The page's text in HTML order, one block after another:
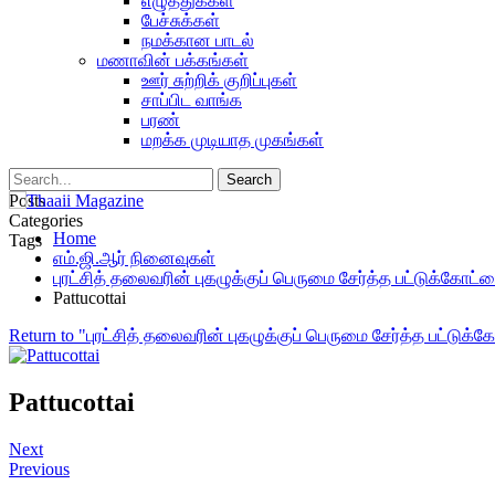
பேச்சுக்கள்
நமக்கான பாடல்
மணாவின் பக்கங்கள்
ஊர் சுற்றிக் குறிப்புகள்
சாப்பிட வாங்க
பரண்
மறக்க முடியாத முகங்கள்
Posts
Categories
Tags Home
எம்.ஜி.ஆர் நினைவுகள்
புரட்சித் தலைவரின் புகழுக்குப் பெருமை சேர்த்த
Pattucottai
Return to "புரட்சித் தலைவரின் புகழுக்குப் பெருமை சேர்த்த
Pattucottai
Next
Previous